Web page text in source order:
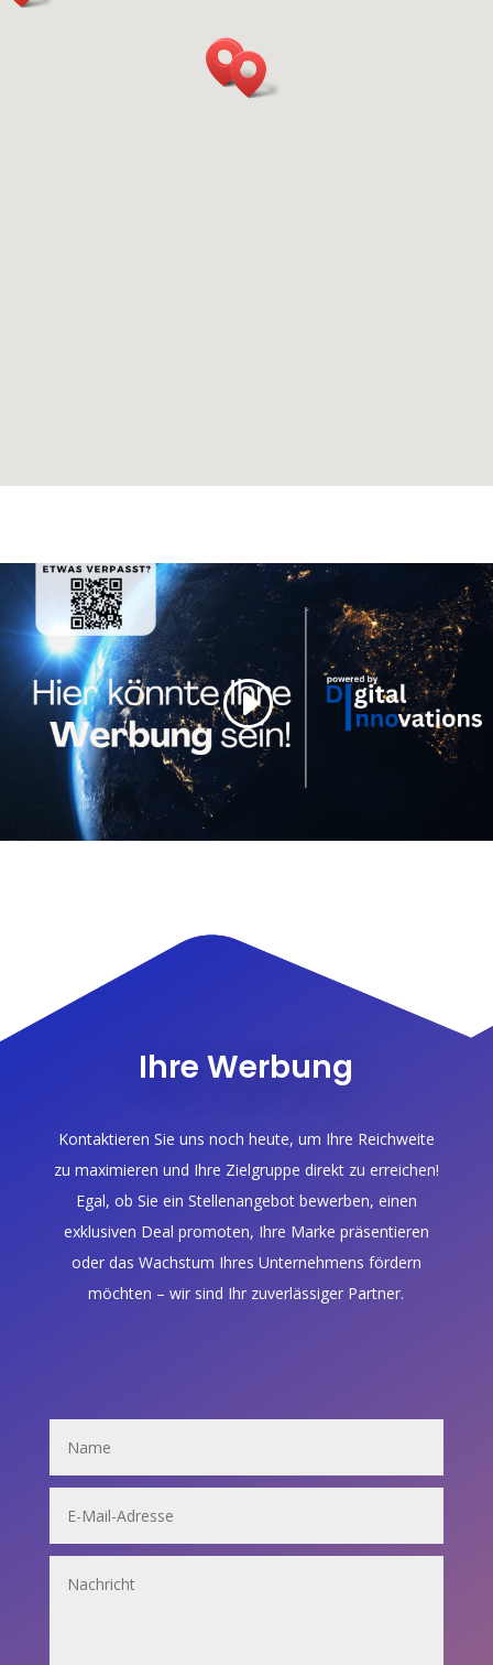
Ihre Werbung
Kontaktieren Sie uns noch heute, um Ihre Reichweite
zu maximieren und Ihre Zielgruppe direkt zu erreichen!
Egal, ob Sie ein Stellenangebot bewerben, einen
exklusiven Deal promoten, Ihre Marke präsentieren
oder das Wachstum Ihres Unternehmens fördern
möchten – wir sind Ihr zuverlässiger Partner.